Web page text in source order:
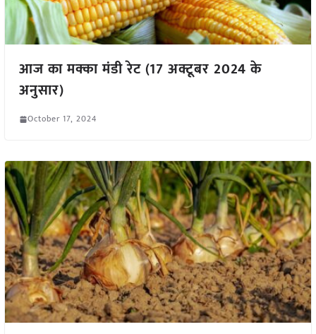
आज का मक्का मंडी रेट (17 अक्टूबर 2024 के
अनुसार)
October 17, 2024